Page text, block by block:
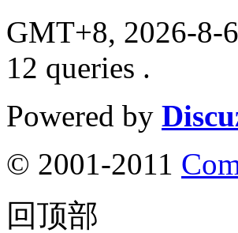
GMT+8, 2026-8-
12 queries .
Powered by
© 2001-2011
回顶部